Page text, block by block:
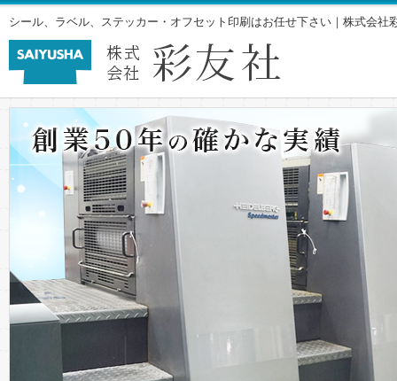
シール、ラベル、ステッカー・オフセット印刷はお任せ下さい｜株式会社